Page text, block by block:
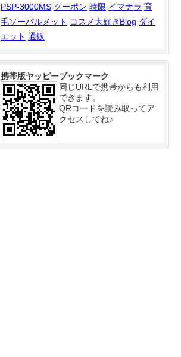
PSP-3000MS クーポン 時限 イマナラ 育
毛ソーパルメット コスメ大好きBlog ダイ
エット 通販
携帯版ヤッピーブックマーク
同じURLで携帯からも利用
できます。
QRコードを読み取ってア
クセスしてね♪